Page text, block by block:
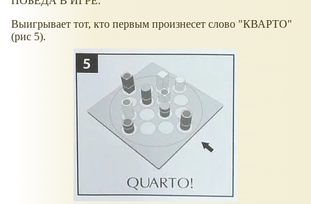
Выигрывает тот, кто первым произнесет слово "КВАРТО"
(рис 5).